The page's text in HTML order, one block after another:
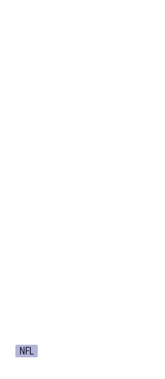
NFL